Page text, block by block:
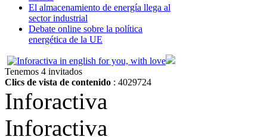
El almacenamiento de energía llega al
sector industrial
Debate online sobre la política
energética de la UE
Tenemos 4 invitados
Clics de vista de contenido : 4029724
Inforactiva
Inforactiva